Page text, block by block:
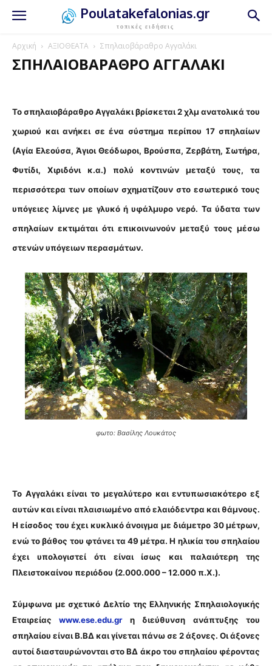
Poulatakefalonias.gr
τοπικές ειδήσεις
Αρχική ΑΞΙΟΘΕΑΤΑ Σπηλαιοβάραθρο Αγγαλάκι
ΣΠΗΛΑΙΟΒΆΡΑΘΡΟ ΑΓΓΑΛΆΚΙ
Το σπηλαιοβάραθρο Αγγαλάκι βρίσκεται 2 χλμ ανατολικά του
χωριού και ανήκει σε ένα σύστημα περίπου 17 σπηλαίων
(Αγία Ελεούσα, Άγιοι Θεόδωροι, Βρούσπα, Ζερβάτη, Σωτήρα,
Φυτίδι, Χιριδόνι κ.α.) πολύ κοντινών μεταξύ τους, τα
περισσότερα των οποίων σχηματίζουν στο εσωτερικό τους
υπόγειες λίμνες με γλυκό ή υφάλμυρο νερό. Τα ύδατα των
σπηλαίων εκτιμάται ότι επικοινωνούν μεταξύ τους μέσω
στενών υπόγειων περασμάτων.
φωτο: Βασίλης Λουκάτος
Το Αγγαλάκι είναι το μεγαλύτερο και εντυπωσιακότερο εξ
αυτών και είναι πλαισιωμένο από ελαιόδεντρα και θάμνους.
Η είσοδος του έχει κυκλικό άνοιγμα με διάμετρο 30 μέτρων,
ενώ το βάθος του φτάνει τα 49 μέτρα. Η ηλικία του σπηλαίου
έχει υπολογιστεί ότι είναι ίσως και παλαιότερη της
Πλειστοκαίνου περιόδου (2.000.000 – 12.000 π.Χ.).
Σύμφωνα με σχετικό Δελτίο της Ελληνικής Σπηλαιολογικής
Εταιρείαςwww.ese.edu.grη διεύθυνση ανάπτυξης του
σπηλαίου είναι Β.ΒΔ και γίνεται πάνω σε 2 άξονες. Οι άξονες
αυτοί διασταυρώνονται στο ΒΔ άκρο του σπηλαίου φέροντας